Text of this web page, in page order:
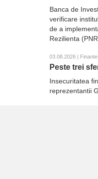
Banca de
verificare
de a
Rezilienta
03.08.2026 |
Peste trei
Insecuritatea
reprezentantii